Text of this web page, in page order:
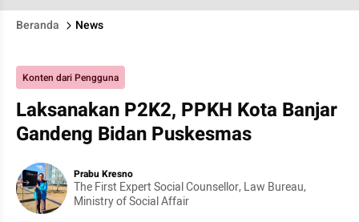
Beranda News
Konten dari Pengguna
Laksanakan P2K2, PPKH Kota Banjar
Gandeng Bidan Puskesmas
Prabu Kresno
The First Expert Social Counsellor, Law Bureau,
Ministry of Social Affair